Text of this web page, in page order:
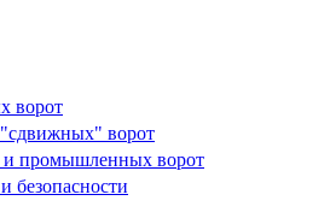
ворот
ворот
промышленных ворот
безопасности